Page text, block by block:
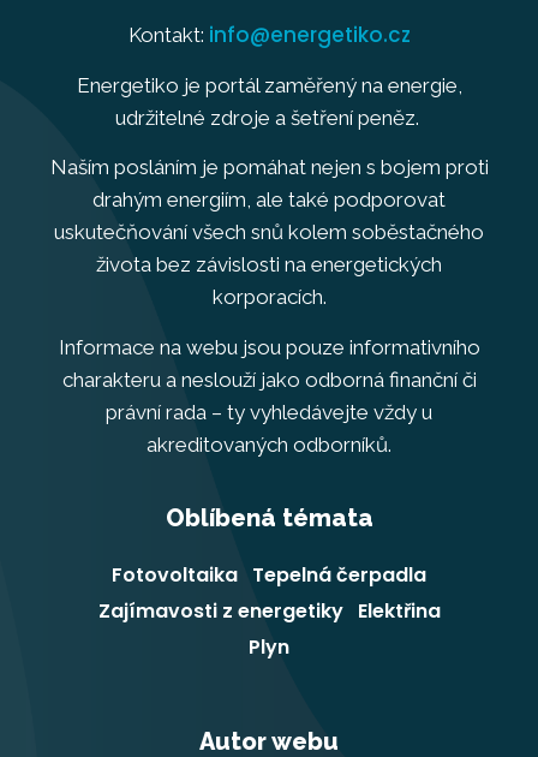
Kontakt: info@energetiko.cz
Energetiko je portál zaměřený na energie,
udržitelné zdroje a šetření peněz.
Naším posláním je pomáhat nejen s bojem proti
drahým energiím, ale také podporovat
uskutečňování všech snů kolem soběstačného
života bez závislosti na energetických
korporacích.
Informace na webu jsou pouze informativního
charakteru a neslouží jako odborná finanční či
právní rada – ty vyhledávejte vždy u
akreditovaných odborníků.
Oblíbená témata
Fotovoltaika Tepelná čerpadla
Zajímavosti z energetiky Elektřina
Plyn
Autor webu